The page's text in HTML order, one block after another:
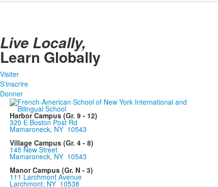
Live Locally,
Learn Globally
Visiter
S'inscrire
Donner
Harbor Campus (Gr. 9 - 12)
320 E Boston Post Rd
Mamaroneck, NY 10543
Village Campus (Gr. 4 - 8)
145 New Street
Mamaroneck, NY 10543
Manor Campus (Gr. N - 3)
111 Larchmont Avenue
Larchmont, NY 10538